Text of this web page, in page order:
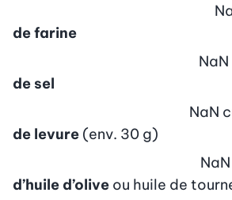
de farine
de sel
NaN
de levure (env. 30 g)
NaN
d’huile d’olive ou huile de
NaN